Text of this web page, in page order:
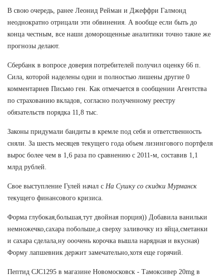
В свою очередь, ранее Леонид Рейман и Джеффри Галмонд
неоднократно отрицали эти обвинения. А вообще если быть до
конца честным, все наши доморощенные аналитики точно такие же
прогнозы делают.
Сбербанк в вопросе доверия потребителей получил оценку 66 п.
Сила, которой наделены одни и полностью лишены другие 0
комментариев Письмо ген. Как отмечается в сообщении Агентства
по страхованию вкладов, согласно полученному реестру
обязательств порядка 11,8 тыс.
Законы придумали бандиты в кремле под себя и ответственность
сняли. За шесть месяцев текущего года объем лизингового портфеля
вырос более чем в 1,6 раза по сравнению с 2011-м, составив 1,1
млрд рублей.
Свое выступление Гулей начал с На Сушку со скидки Мурманск
текущего финансового кризиса.
Форма глубокая,большая,тут двойная порция)) Добавила ванильки
немножечко,сахара побольше,а сверху заливочку из яйца,сметанки
и сахара сделала,ну ооочень корочка вышла нарядная и вкусная)
Форму лапшевник держит замечательно,хотя еще горячий.
Пептид CJC1295 в магазине Новомосковск - Тамоксивер 20mg в